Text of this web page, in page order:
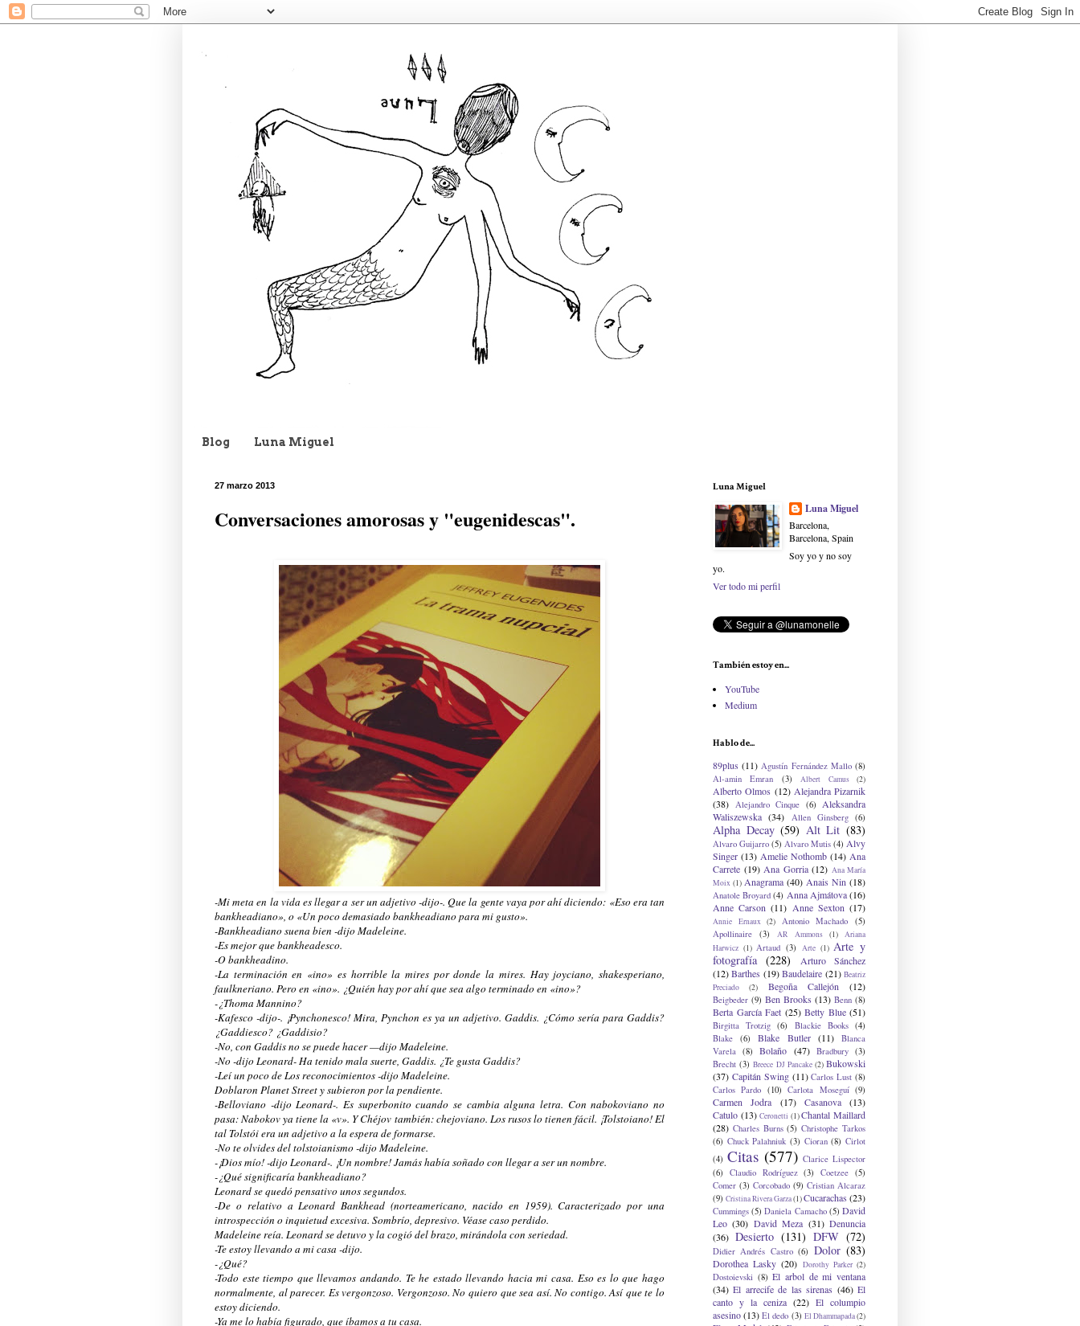
Blog Luna Miguel
27 marzo 2013
Conversaciones amorosas y "eugenidescas".
-Mi meta en la vida es llegar a ser un adjetivo -dijo-. Que la gente vaya por ahí diciendo: «Eso era tan
bankheadiano», o «Un poco demasiado bankheadiano para mi gusto».
-Bankheadiano suena bien -dijo Madeleine.
-Es mejor que bankheadesco.
-O bankheadino.
-La terminación en «ino» es horrible la mires por donde la mires. Hay joyciano, shakesperiano,
faulkneriano. Pero en «ino». ¿Quién hay por ahí que sea algo terminado en «ino»?
-¿Thoma Mannino?
-Kafesco -dijo-. ¡Pynchonesco! Mira, Pynchon es ya un adjetivo. Gaddis. ¿Cómo sería para Gaddis?
¿Gaddiesco? ¿Gaddisio?
-No, con Gaddis no se puede hacer —dijo Madeleine.
-No -dijo Leonard- Ha tenido mala suerte, Gaddis. ¿Te gusta Gaddis?
-Leí un poco de Los reconocimientos -dijo Madeleine.
Doblaron Planet Street y subieron por la pendiente.
-Belloviano -dijo Leonard-. Es superbonito cuando se cambia alguna letra. Con nabokoviano no
pasa: Nabokov ya tiene la «v». Y Chéjov también: chejoviano. Los rusos lo tienen fácil. ¡Tolstoiano! El
tal Tolstói era un adjetivo a la espera de formarse.
-No te olvides del tolstoianismo -dijo Madeleine.
-¡Dios mío! -dijo Leonard-. ¡Un nombre! Jamás había soñado con llegar a ser un nombre.
-¿Qué significaría bankheadiano?
Leonard se quedó pensativo unos segundos.
-De o relativo a Leonard Bankhead (norteamericano, nacido en 1959). Caracterizado por una
introspección o inquietud excesiva. Sombrío, depresivo. Véase caso perdido.
Madeleine reía. Leonard se detuvo y la cogió del brazo, mirándola con seriedad.
-Te estoy llevando a mi casa -dijo.
-¿Qué?
-Todo este tiempo que llevamos andando. Te he estado llevando hacia mi casa. Eso es lo que hago
normalmente, al parecer. Es vergonzoso. Vergonzoso. No quiero que sea así. No contigo. Así que te lo
estoy diciendo.
-Ya me lo había figurado, que íbamos a tu casa.
Luna Miguel
Luna Miguel
Barcelona,
Barcelona, Spain
Soy yo y no soy
yo.
Ver todo mi perfil
También estoy en...
YouTube
Medium
Hablo de...
89plus (11) Agustín Fernández Mallo (8)
Al-amin Emran
(3) Albert Camus (2)
Alberto Olmos (12) Alejandra Pizarnik
(38)
Alejandro Cinque (6)
Aleksandra
Waliszewska (34) Allen Ginsberg (6)
Alpha Decay (59) Alt Lit (83)
Alvaro Guijarro (5) Alvaro Mutis (4) Alvy
Singer (13) Amelie Nothomb (14) Ana
Carrete (19) Ana Gorria (12) Ana María
Moix (1) Anagrama (40) Anais Nin (18)
Anatole Broyard (4) Anna Ajmátova (16)
Anne Carson (11) Anne Sexton (17)
Annie Ernaux (2) Antonio Machado
(5)
Apollinaire
(3) AR Ammons (1)
Ariana
Harwicz (1) Artaud (3) Arte (1) Arte y
fotografía (228)
Arturo Sánchez
(12) Barthes (19) Baudelaire (21) Beatriz
Preciado
(2) Begoña Callejón (12)
Beigbeder (9) Ben Brooks (13) Benn (8)
Berta García Faet (25) Betty Blue (51)
Birgitta Trotzig (6) Blackie Books (4)
Blake
(6) Blake Butler (11)
Blanca
Varela
(8) Bolaño (47) Bradbury (3)
Brecht (3) Breece DJ Pancake (2) Bukowski
(37) Capitán Swing (11) Carlos Lust (8)
Carlos Pardo (10) Carlota Moseguí (9)
Carmen Jodra (17) Casanova
(13)
Catulo (13) Ceronetti (1) Chantal Maillard
(28) Charles Burns (5) Christophe Tarkos
(6) Chuck Palahniuk (3) Cioran (8) Cirlot
(4) Citas (577) Clarice Lispector
(6)
Claudio Rodríguez (3) Coetzee (5)
Comer (3) Corcobado (9) Cristian Alcaraz
(9) Cristina Rivera Garza(1)Cucarachas (23)
Cummings (5) Daniela Camacho (5) David
Leo (30) David Meza (31) Denuncia
(36) Desierto (131) DFW (72)
Didier Andrés Castro (6) Dolor (83)
Dorothea Lasky (20) Dorothy Parker (2)
Dostoievski (8) El arbol de mi ventana
(34) El arrecife de las sirenas (46) El
canto y la ceniza (22) El columpio
asesino(13) El dedo (3) El Dhammapada(2)